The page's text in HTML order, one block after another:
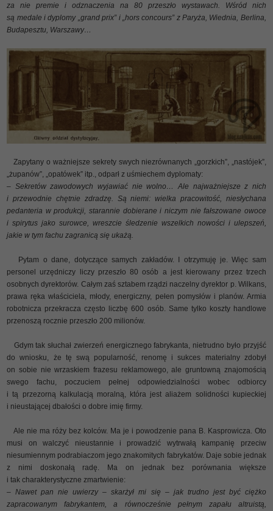
za nie premie i odznaczenia na 80 przeszło wystawach. Wśród nich
są medale i dyplomy „grand prix” i „hors concours” z Paryża, Wiednia, Berlina,
Budapesztu, Warszawy…
Zapytany o ważniejsze sekrety swych niezrównanych „gorzkich”, „nastójek”,
„żupanów”, „opatówek” itp., odparł z uśmiechem dyplomaty:
– Sekretów zawodowych wyjawiać nie wolno… Ale najważniejsze z nich
i przewodnie chętnie zdradzę. Są niemi: wielka pracowitość, niesłychana
pedanteria w produkcji, starannie dobierane i niczym nie fałszowane owoce
i spirytus jako surowce, wreszcie śledzenie wszelkich nowości i ulepszeń,
jakie w tym fachu zagranicą się ukażą.
Pytam o dane, dotyczące samych zakładów. I otrzymuję je. Więc sam
personel urzędniczy liczy przeszło 80 osób a jest kierowany przez trzech
osobnych dyrektorów. Całym zaś sztabem rządzi naczelny dyrektor p. Wilkans,
prawa ręka właściciela, młody, energiczny, pełen pomysłów i planów. Armia
robotnicza przekracza często liczbę 600 osób. Same tylko koszty handlowe
przenoszą rocznie przeszło 200 milionów.
Gdym tak słuchał zwierzeń energicznego fabrykanta, nietrudno było przyjść
do wniosku, że tę swą popularność, renomę i sukces materialny zdobył
on sobie nie wrzaskiem frazesu reklamowego, ale gruntowną znajomością
swego fachu, poczuciem pełnej odpowiedzialności wobec odbiorcy
i tą przezorną kalkulacją moralną, która jest aliażem solidności kupieckiej
i nieustającej dbałości o dobre imię firmy.
Ale nie ma róży bez kolców. Ma je i powodzenie pana B. Kasprowicza. Oto
musi on walczyć nieustannie i prowadzić wytrwałą kampanię przeciw
niesumiennym podrabiaczom jego znakomitych fabrykatów. Daje sobie jednak
z nimi doskonałą radę. Ma on jednak bez porównania większe
i tak charakterystyczne zmartwienie:
– Nawet pan nie uwierzy – skarżył mi się – jak trudno jest być ciężko
zapracowanym fabrykantem, a równocześnie pełnym zapału altruistą,